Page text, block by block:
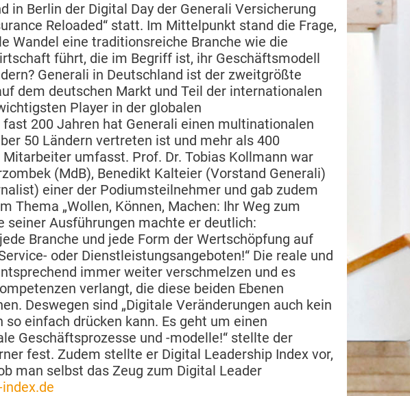
in Berlin der Digital Day der Generali Versicherung
Reloaded“ statt. Im Mittelpunkt stand die Frage,
Wandel eine traditionsreiche Branche wie die
führt, die im Begriff ist, ihr Geschäftsmodell
Generali in Deutschland ist der zweitgrößte
dem deutschen Markt und Teil der internationalen
Player in der globalen
200 Jahren hat Generali einen multinationalen
50 Ländern vertreten ist und mehr als 400
umfasst. Prof. Dr. Tobias Kollmann war
(MdB), Benedikt Kalteier (Vorstand Generali)
einer der Podiumsteilnehmer und gab zudem
Thema „Wollen, Können, Machen: Ihr Weg zum
seiner Ausführungen machte er deutlich:
Branche und jede Form der Wertschöpfung auf
oder Dienstleistungsangeboten!“ Die reale und
immer weiter verschmelzen und es
verlangt, die diese beiden Ebenen
Deswegen sind „Digitale Veränderungen auch kein
einfach drücken kann. Es geht um einen
Geschäftsprozesse und -modelle!“ stellte der
fest. Zudem stellte er Digital Leadership Index vor,
man selbst das Zeug zum Digital Leader